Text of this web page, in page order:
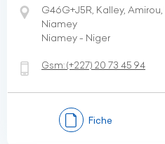
G46G+J5R, Kalley,
Niamey
Niamey - Niger
Gsm:(+227) 20 73 45 94
Fiche